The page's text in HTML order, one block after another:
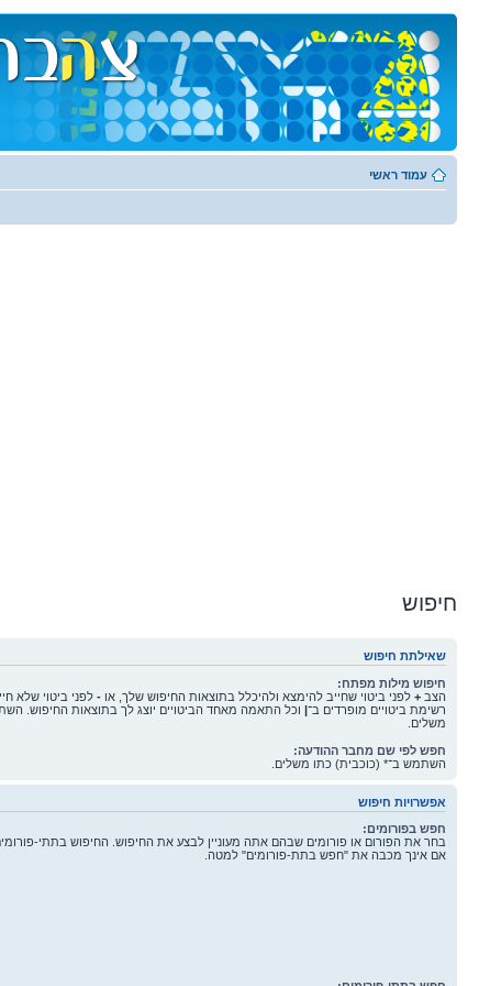
עמוד ראשי
חיפוש
שאילתת חיפוש
חיפוש מילות מפתח:
הצב + לפני ביטוי שחייב להימצא ולהיכלל בתוצאות החיפוש שלך, או - לפני ביטוי שלא
רשימת ביטויים מופרדים ב־| וכל התאמה מאחד הביטויים יוצג לך בתוצאות החיפוש.
משלים.
חפש לפי שם מחבר ההודעה:
השתמש ב־* (כוכבית) כתו משלים.
אפשרויות חיפוש
חפש בפורומים:
בחר את הפורום או פורומים שבהם אתה מעוניין לבצע את החיפוש. החיפוש בתתי-
אם אינך מכבה את "חפש בתת-פורומים" למטה.